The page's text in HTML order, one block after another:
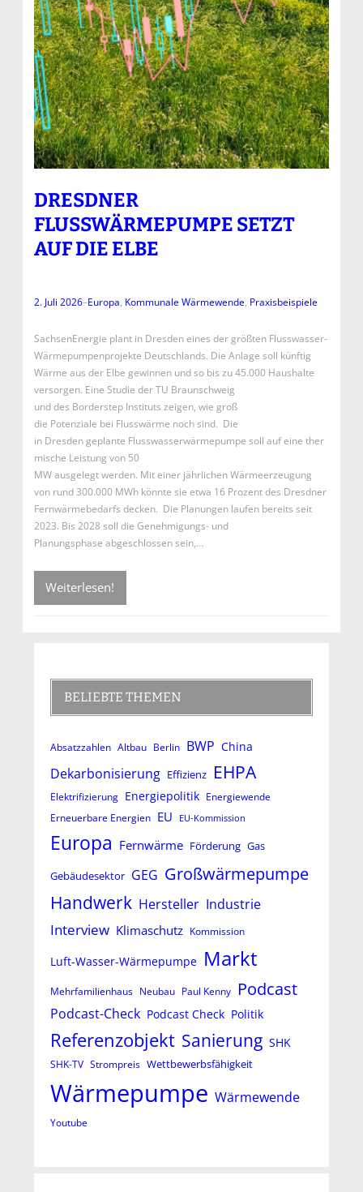
DRESDNER
FLUSSWÄRMEPUMPE SETZT
AUF DIE ELBE
2. Juli 2026–Europa, Kommunale Wärmewende, Praxisbeispiele
SachsenEnergie plant in Dresden eines der größten Flusswasser-
Wärmepumpenprojekte Deutschlands. Die Anlage soll künftig
Wärme aus der Elbe gewinnen und so bis zu 45.000 Haushalte
versorgen. Eine Studie der TU Braunschweig
und des Borderstep Instituts zeigen, wie groß
die Potenziale bei Flusswärme noch sind. Die
in Dresden geplante Flusswasserwärmepumpe soll auf eine ther
mische Leistung von 50
MW ausgelegt werden. Mit einer jährlichen Wärmeerzeugung
von rund 300.000 MWh könnte sie etwa 16 Prozent des Dresdner
Fernwärmebedarfs decken. Die Planungen laufen bereits seit
2023. Bis 2028 soll die Genehmigungs- und
Planungsphase abgeschlossen sein,…
Weiterlesen!
BELIEBTE THEMEN
Absatzzahlen Altbau Berlin BWP China
Dekarbonisierung Effizienz EHPA
Elektrifizierung Energiepolitik Energiewende
Erneuerbare Energien EU EU-Kommission
Europa Fernwärme Förderung Gas
Gebäudesektor GEG Großwärmepumpe
Handwerk Hersteller Industrie
Interview Klimaschutz Kommission
Luft-Wasser-Wärmepumpe Markt
Mehrfamilienhaus Neubau Paul Kenny Podcast
Podcast-Check Podcast Check Politik
Referenzobjekt Sanierung SHK
SHK-TV Strompreis Wettbewerbsfähigkeit
Wärmepumpe Wärmewende
Youtube